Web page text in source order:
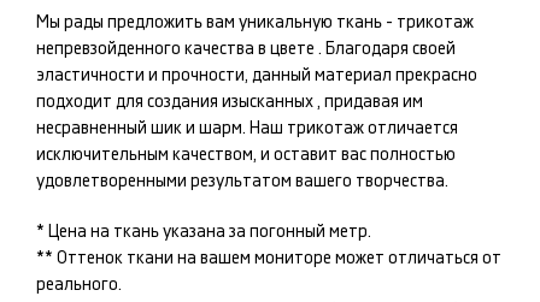
Мы рады предложить вам уникальную ткань - трикотаж
непревзойденного качества в цвете . Благодаря своей
эластичности и прочности, данный материал прекрасно
подходит для создания изысканных , придавая им
несравненный шик и шарм. Наш трикотаж отличается
исключительным качеством, и оставит вас полностью
удовлетворенными результатом вашего творчества.
* Цена на ткань указана за погонный метр.
** Оттенок ткани на вашем мониторе может отличаться от
реального.